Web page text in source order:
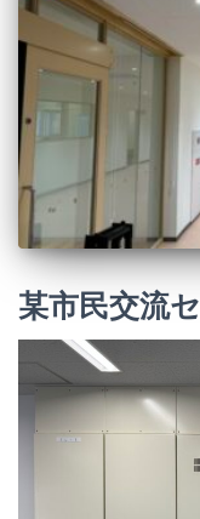
某市民交流